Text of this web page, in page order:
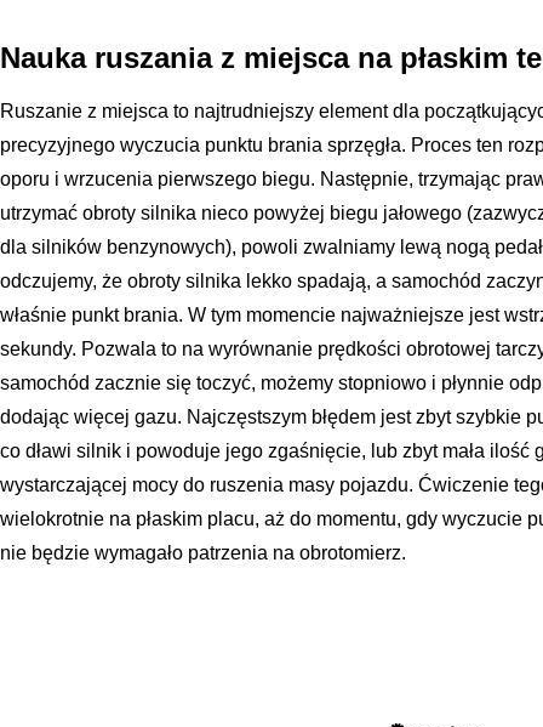
Nauka ruszania z miejsca na płaskim
Ruszanie z miejsca to najtrudniejszy element dla
precyzyjnego wyczucia punktu brania sprzęgła. Proces ten
oporu i wrzucenia pierwszego biegu. Następnie, trzymając
utrzymać obroty silnika nieco powyżej biegu jałowego
dla silników benzynowych), powoli zwalniamy lewą nogą
odczujemy, że obroty silnika lekko spadają, a samochód
właśnie punkt brania. W tym momencie najważniejsze jest
sekundy. Pozwala to na wyrównanie prędkości obrotowej
samochód zacznie się toczyć, możemy stopniowo i płynnie
dodając więcej gazu. Najczęstszym błędem jest zbyt szybkie
co dławi silnik i powoduje jego zgaśnięcie, lub zbyt mała ilość
wystarczającej mocy do ruszenia masy pojazdu. Ćwiczenie
wielokrotnie na płaskim placu, aż do momentu, gdy wyczucie
nie będzie wymagało patrzenia na obrotomierz.